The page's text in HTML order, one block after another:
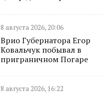
8 августа 2026, 20:06
Врио Губернатора Егор
Ковальчук побывал в
приграничном Погаре
8 августа 2026, 16:22